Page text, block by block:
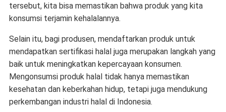
tersebut, kita bisa memastikan bahwa produk yang kita
konsumsi terjamin kehalalannya.
Selain itu, bagi produsen, mendaftarkan produk untuk
mendapatkan sertifikasi halal juga merupakan langkah yang
baik untuk meningkatkan kepercayaan konsumen.
Mengonsumsi produk halal tidak hanya memastikan
kesehatan dan keberkahan hidup, tetapi juga mendukung
perkembangan industri halal di Indonesia.